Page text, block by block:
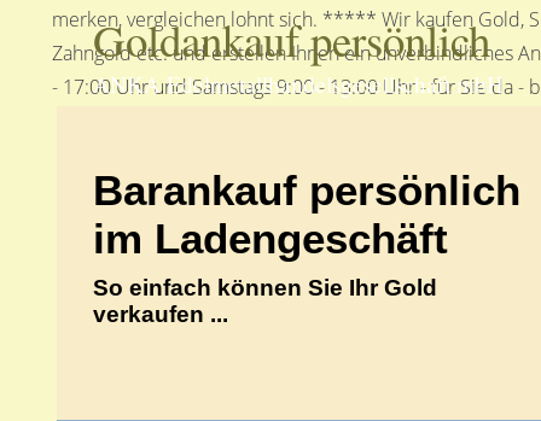
merken, vergleichen lohnt sich. ***** Wir kaufen Gold,
Zahngold etc. und erstellen Ihnen ein unverbindliches
- 17:00 Uhr und Samstags 9:00 - 13:00 Uhr - für Sie
Goldankauf persönlich
ANKA Edelmetallhandelsgesellschaft mbH
Barankauf persönlich
im Ladengeschäft
So einfach können Sie Ihr Gold
verkaufen ...